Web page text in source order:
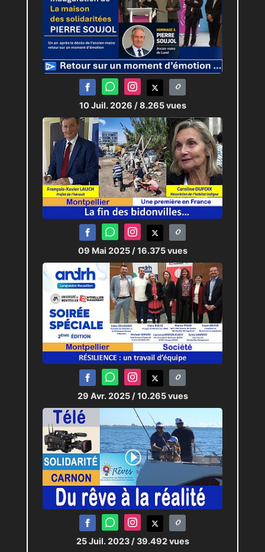
10 Juil. 2026 / 8.265 vues
09 Mai 2025 / 16.375 vues
29 Avr. 2025 / 10.265 vues
25 Juil. 2023 / 39.492 vues